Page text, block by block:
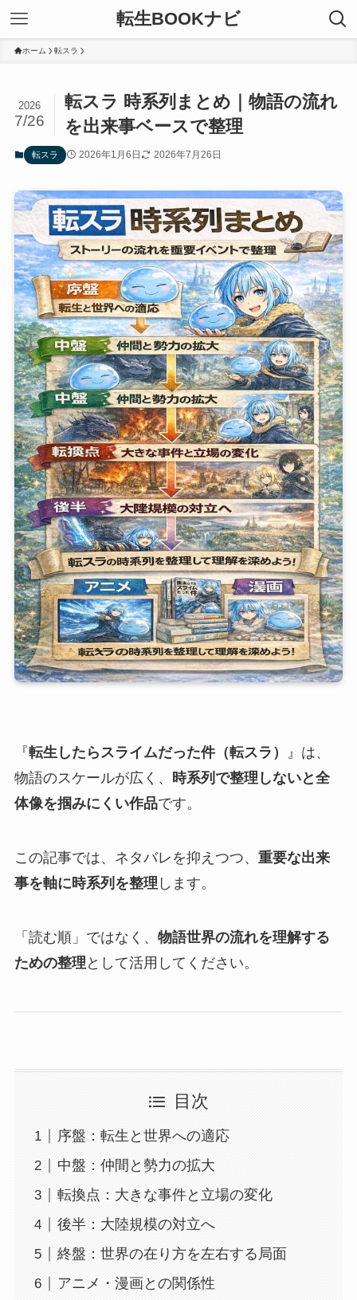
転生BOOKナビ
ホーム 転スラ
転スラ 時系列まとめ｜物語の流れ
を出来事ベースで整理
2026
7/26
転スラ 2026年1月6日 2026年7月26日
『転生したらスライムだった件（転スラ）
』は、
物語のスケールが広く、 時系列で整理しないと全
体像を掴みにくい作品です。
この記事では、ネタバレを抑えつつ、 重要な出来
事を軸に時系列を整理 します。
「読む順」ではなく、 物語世界の流れを理解する
ための整理 として活用してください。
目次
序盤：転生と世界への適応
中盤：仲間と勢力の拡大
転換点：大きな事件と立場の変化
後半：大陸規模の対立へ
終盤：世界の在り方を左右する局面
アニメ・漫画との関係性